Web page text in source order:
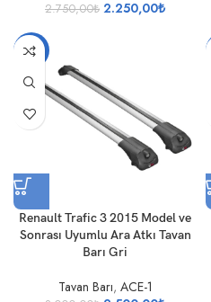
2.750,00₺ 2.250,00₺
-17%
Renault Trafic 3 2015 Model ve
Sonrası Uyumlu Ara Atkı Tavan
Barı Gri
Tavan Barı, ACE-1